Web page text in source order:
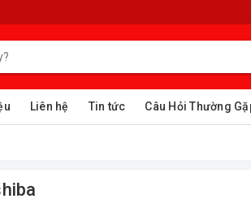
Liên hệ Tin tức Câu Hỏi Thường